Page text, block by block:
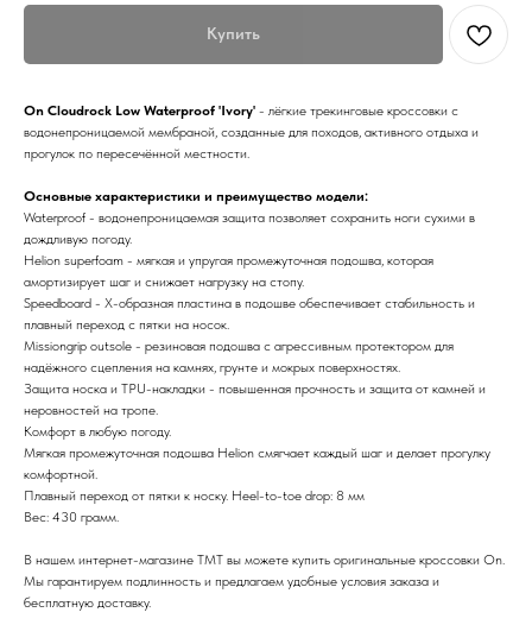
Купить
On Cloudrock Low Waterproof 'Ivory' - лёгкие трекинговые кроссовки с
водонепроницаемой мембраной, созданные для походов, активного отдыха и
прогулок по пересечённой местности.
Основные характеристики и преимущество модели:
Waterproof - водонепроницаемая защита позволяет сохранить ноги сухими в
дождливую погоду.
Helion superfoam - мягкая и упругая промежуточная подошва, которая
амортизирует шаг и снижает нагрузку на стопу.
Speedboard - X-образная пластина в подошве обеспечивает стабильность и
плавный переход с пятки на носок.
Missiongrip outsole - резиновая подошва с агрессивным протектором для
надёжного сцепления на камнях, грунте и мокрых поверхностях.
Защита носка и TPU-накладки - повышенная прочность и защита от камней и
неровностей на тропе.
Комфорт в любую погоду.
Мягкая промежуточная подошва Helion смягчает каждый шаг и делает прогулку
комфортной.
Плавный переход от пятки к носку. Heel-to-toe drop: 8 мм
Вес: 430 грамм.
В нашем интернет-магазине TMT вы можете купить оригинальные кроссовки On.
Мы гарантируем подлинность и предлагаем удобные условия заказа и
бесплатную доставку.